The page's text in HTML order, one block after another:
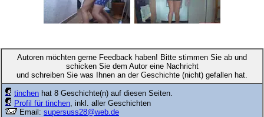
Autoren möchten gerne Feedback haben! Bitte stimmen Sie ab und
schicken Sie dem Autor eine Nachricht
und schreiben Sie was Ihnen an der Geschichte (nicht) gefallen hat.
tinchen hat 8 Geschichte(n) auf diesen Seiten.
Profil für tinchen , inkl. aller Geschichten
Email: supersuss28@web.de